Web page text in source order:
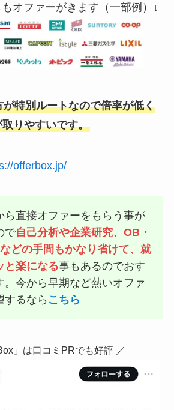
オファーがきます（一部例）↓
特別ルートなので倍率が低く
りやすいです。
offerbox.jp/
ら直接オファーをもらう事が
で自己分析や企業研究、OB・
どの手間もかなり省けて、就
と楽になる事もあるのでおす
。今から早期など熱いオファ
するなら こちら
」は口コミPRでも好評 ／